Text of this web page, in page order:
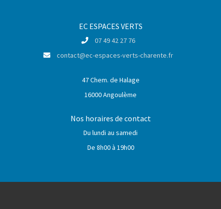
EC ESPACES VERTS
07 49 42 27 76
contact@ec-espaces-verts-charente.fr
47 Chem. de Halage
16000 Angoulème
Nos horaires de contact
Du lundi au samedi
De 8h00 à 19h00